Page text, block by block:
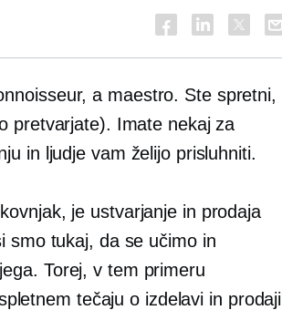
a maestro. Ste spretni,
pretvarjate). Imate nekaj za
in ljudje vam želijo prisluhniti.
je ustvarjanje in prodaja
smo tukaj, da se učimo in
Torej, v tem primeru
tečaju o izdelavi in ​​prodaji